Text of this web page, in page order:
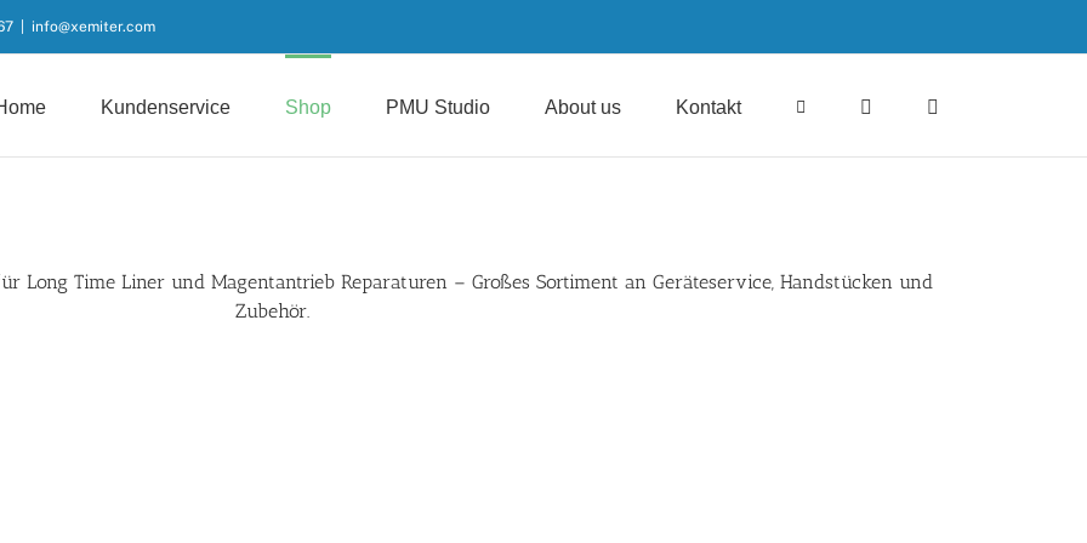
info@xemiter.com
Kundenservice Shop PMU Studio About us Kontakt
Long Time Liner und Magentantrieb Reparaturen – Großes Sortiment an Geräteservice, Handstücken und
Zubehör.